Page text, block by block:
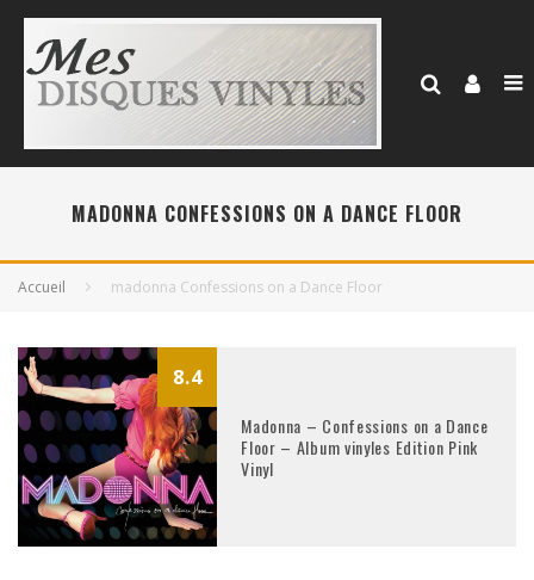
MADONNA CONFESSIONS ON A DANCE FLOOR
Accueil madonna Confessions on a Dance Floor
8.4
Madonna – Confessions on a Dance
Floor – Album vinyles Edition Pink
Vinyl